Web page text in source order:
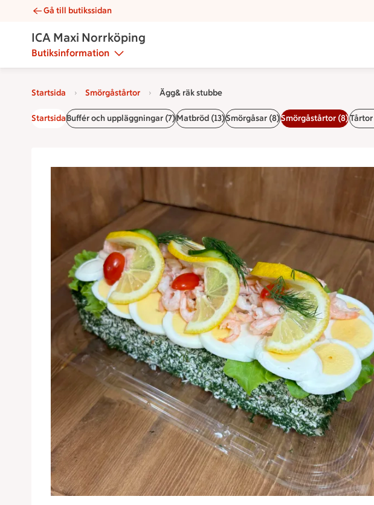
Ägg& räk stubbe | Catering ICA Maxi Norrköping
Gå till butikssidan
ICA Maxi Norrköping
Butiksinformation
Startsida Smörgåstårtor Ägg& räk stubbe
StartsidaBuffér och uppläggningar (7)Matbröd (13)Smörgåsar (8)Smörgåstårtor (8)Tårtor